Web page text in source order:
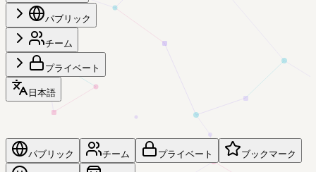
パブリック
チーム
プライベート
日本語
パブリック チーム プライベート ブックマーク